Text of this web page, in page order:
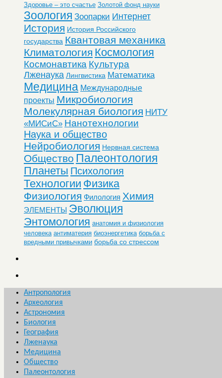
Здоровье – это счастье Золотой фонд науки
Зоология Зоопарки Интернет
История История Российского
государства Квантовая механика
Климатология Космология
Космонавтика Культура
Лженаука Лингвистика Математика
Медицина Международные
проекты Микробиология
Молекулярная биология НИТУ
«МИСиС» Нанотехнологии
Наука и общество
Нейробиология Нервная система
Общество Палеонтология
Планеты Психология
Технологии Физика
Физиология Филология Химия
ЭЛЕМЕНТЫ Эволюция
Энтомология анатомия и физиология
человека антиматерия биоэнергетика борьба с
вредными привычками борьба со стрессом
Антропология
Археология
Астрономия
Биология
География
Лженаука
Медицина
Общество
Палеонтология